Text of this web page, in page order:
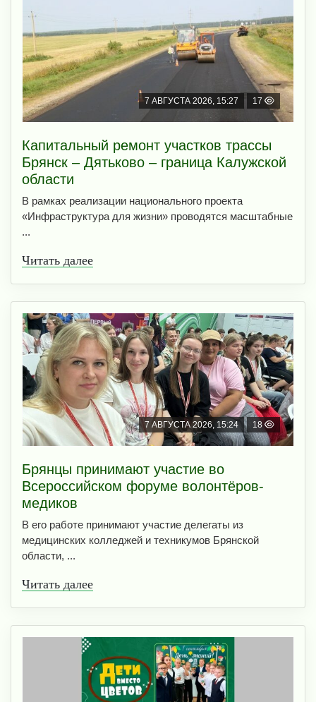
7 АВГУСТА 2026, 15:27 17
Капитальный ремонт участков трассы
Брянск – Дятьково – граница Калужской
области
В рамках реализации национального проекта
«Инфраструктура для жизни» проводятся масштабные
...
Читать далее
7 АВГУСТА 2026, 15:24 18
Брянцы принимают участие во
Всероссийском форуме волонтёров-
медиков
В его работе принимают участие делегаты из
медицинских колледжей и техникумов Брянской
области, ...
Читать далее